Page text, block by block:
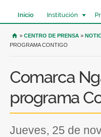
Inicio Institución
USTED SE
» CENTRO DE PRENSA »
PROGRAMA CONTIGO
Comarca
programa
jueves, 25 de